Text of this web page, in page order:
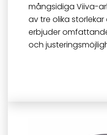
mångsidiga Viiva-
av tre olika
erbjuder
och